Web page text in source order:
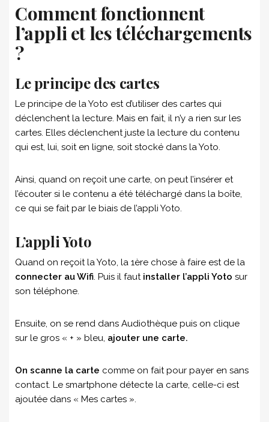
Comment fonctionnent
l’appli et les téléchargements
?
Le principe des cartes
Le principe de la Yoto est d’utiliser des cartes qui
déclenchent la lecture. Mais en fait, il n’y a rien sur les
cartes. Elles déclenchent juste la lecture du contenu
qui est, lui, soit en ligne, soit stocké dans la Yoto.
Ainsi, quand on reçoit une carte, on peut l’insérer et
l’écouter si le contenu a été téléchargé dans la boîte,
ce qui se fait par le biais de l’appli Yoto.
L’appli Yoto
Quand on reçoit la Yoto, la 1ère chose à faire est de la
connecter au Wifi . Puis il faut installer l’appli Yoto sur
son téléphone.
Ensuite, on se rend dans Audiothèque puis on clique
sur le gros « + » bleu, ajouter une carte.
On scanne la carte comme on fait pour payer en sans
contact. Le smartphone détecte la carte, celle-ci est
ajoutée dans « Mes cartes ».